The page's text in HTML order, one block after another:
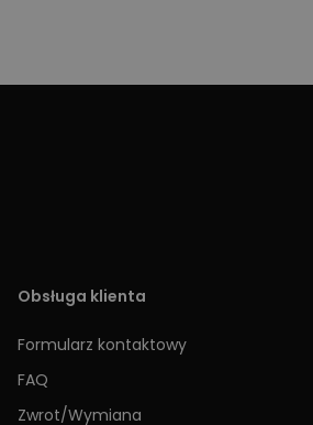
Obsługa klienta
Formularz kontaktowy
FAQ
Zwrot/Wymiana